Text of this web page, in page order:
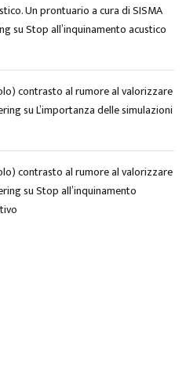
Un prontuario a cura di SISMA
suStop all’inquinamento acustico
contrasto al rumore al valorizzare
suL’importanza delle simulazioni
contrasto al rumore al valorizzare
suStop all’inquinamento